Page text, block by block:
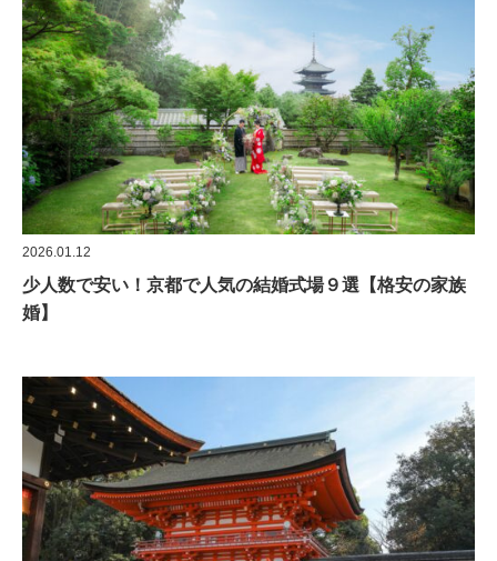
2026.01.12
少人数で安い！京都で人気の結婚式場９選【格安の家族
婚】